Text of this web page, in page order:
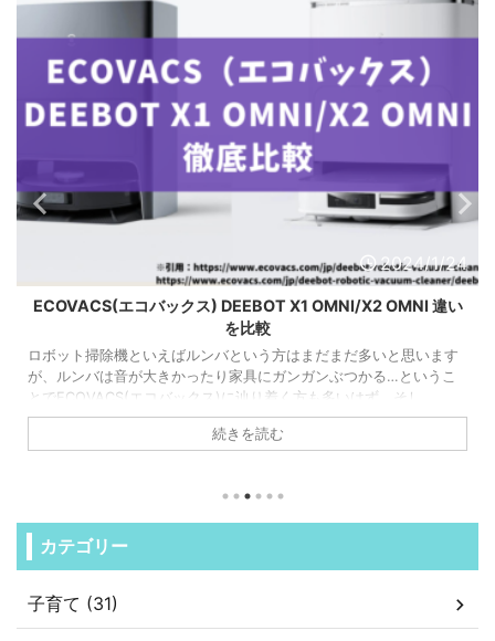
2024/1/24
ECOVACS(エコバックス) DEEBOT X1 OMNI/X2 OMNI 違い
を比較
ロボット掃除機といえばルンバという方はまだまだ多いと思います
が、ルンバは音が大きかったり家具にガンガンぶつかる…というこ
とでECOVACS(エコバックス)に辿り着く方も多いはず。そし
て、"水拭き機能が充実したものがいい…！"という方はエコバックス
のDEEBOT X1 OMNIやX2 OMNIあたりで迷うでしょう。というわけ
続きを読む
カテゴリー
子育て (31)